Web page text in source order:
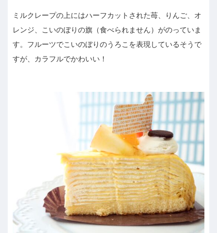
ミルクレープの上にはハーフカットされた苺、りんご、オ
レンジ、こいのぼりの旗（食べられません）がのっていま
す。フルーツでこいのぼりのうろこを表現しているそうで
すが、カラフルでかわいい！